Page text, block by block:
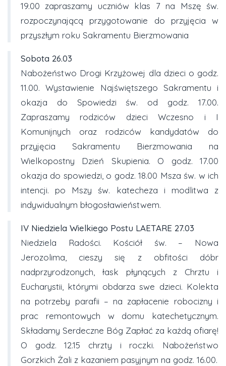
19.00 zapraszamy uczniów klas 7 na Mszę św.
rozpoczynającą przygotowanie do przyjęcia w
przyszłym roku Sakramentu Bierzmowania
Sobota 26.03
Nabożeństwo Drogi Krzyżowej dla dzieci o godz.
11.00. Wystawienie Najświętszego Sakramentu i
okazja do Spowiedzi św. od godz. 17.00.
Zapraszamy rodziców dzieci Wczesno i I
Komunijnych oraz rodziców kandydatów do
przyjęcia Sakramentu Bierzmowania na
Wielkopostny Dzień Skupienia. O godz. 17.00
okazja do spowiedzi, o godz. 18.00 Msza św. w ich
intencji. po Mszy św. katecheza i modlitwa z
indywidualnym błogosławieństwem.
IV Niedziela Wielkiego Postu LAETARE 27.03
Niedziela Radości. Kościół św. – Nowa
Jerozolima, cieszy się z obfitości dóbr
nadprzyrodzonych, łask płynących z Chrztu i
Eucharystii, którymi obdarza swe dzieci. Kolekta
na potrzeby parafii – na zapłacenie robocizny i
prac remontowych w domu katechetycznym.
Składamy Serdeczne Bóg Zapłać za każdą ofiarę!
O godz. 12.15 chrzty i roczki. Nabożeństwo
Gorzkich Żali z kazaniem pasyjnym na godz. 16.00.